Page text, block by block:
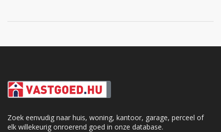
Zoek eenvudig naar huis, woning, kantoor, garage, perceel of
elk willekeurig onroerend goed in onze database.